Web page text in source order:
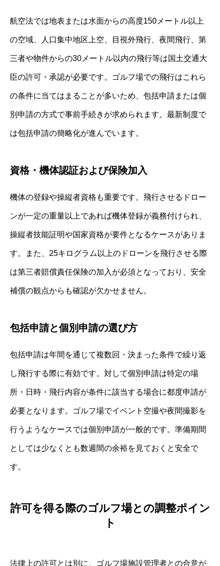
航空法では地表または水面からの高度150メートル以上
の空域、人口集中地区上空、目視外飛行、夜間飛行、第
三者や物件からの30メートル以内の飛行等は国土交通大
臣の許可・承認が必要です。ゴルフ場での飛行はこれら
の条件に当てはまることが多いため、包括申請または個
別申請の方式で事前手続きが求められます。最新制度で
は包括申請の簡略化が進んでいます。
資格・機体認証および保険加入
機体の登録や操縦者資格も重要です。飛行させるドロー
ンが一定の重量以上であれば機体登録が義務付けられ、
操縦者技能証明や国家資格が要件となるケースがありま
す。また、25キログラム以上のドローンを飛行させる際
は第三者賠償責任保険の加入が必須となっており、安全
補償の観点からも確認が欠かせません。
包括申請と個別申請の選び方
包括申請は年間を通じて複数回・決まった条件で繰り返
し飛行する際に有効です。対して個別申請は特定の場
所・日時・飛行内容が条件に該当する場合に都度申請が
必要となります。ゴルフ場でイベント空撮や夜間撮影を
行うようなケースでは個別申請が一般的です。準備期間
としては少なくとも数週間の余裕を見ておくと安全で
す。
許可を得る際のゴルフ場との調整ポイン
ト
法律上の許可とは別に、ゴルフ場施設管理者との合意が